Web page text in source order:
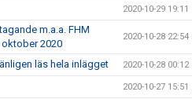
2020-10-29 19:11
m.a.a. FHM
oktober 2020
2020-10-28 22:54
läs hela inlägget 2020-10-28 00:12
2020-10-27 15:51